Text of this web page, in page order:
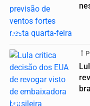
03
04